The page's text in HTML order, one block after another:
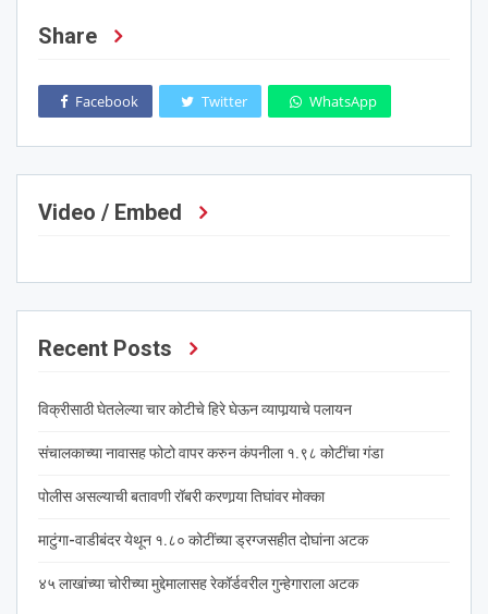
Share
Facebook Twitter WhatsApp
Video / Embed
Recent Posts
विक्रीसाठी घेतलेल्या चार कोटीचे हिरे घेऊन व्यापार्‍याचे पलायन
संचालकाच्या नावासह फोटो वापर करुन कंपनीला १.९८ कोटींचा गंडा
पोलीस असल्याची बतावणी रॉबरी करणार्‍या तिघांवर मोक्का
माटुंगा-वाडीबंदर येथून १.८० कोटींच्या ड्रग्जसहीत दोघांना अटक
४५ लाखांच्या चोरीच्या मुद्देमालासह रेकॉर्डवरील गुन्हेगाराला अटक